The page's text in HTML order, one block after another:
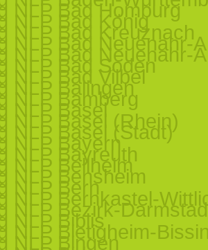
NLP Bad Homburg
NLP Bad König
NLP Bad Kreuznach
NLP Bad Neuenahr-
NLP Bad Neuenahr-
NLP Bad Soden
NLP Bad Vilbel
NLP Balingen
NLP Bamberg
NLP Basel
NLP Basel (Rhein)
NLP Basel (Stadt)
NLP Bayern
NLP Bayreuth
NLP Bellheim
NLP Bensheim
NLP Bern
NLP Bernkastel-
NLP Bezirk-
NLP Biblis
NLP Bietigheim-
NLP Bingen